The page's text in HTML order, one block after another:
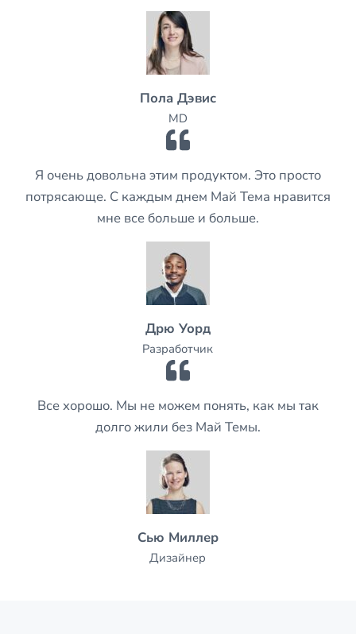
Пола Дэвис
MD
Я очень довольна этим продуктом. Это просто
потрясающе. С каждым днем Май Тема нравится
мне все больше и больше.
Дрю Уорд
Разработчик
Все хорошо. Мы не можем понять, как мы так
долго жили без Май Темы.
Сью Миллер
Дизайнер